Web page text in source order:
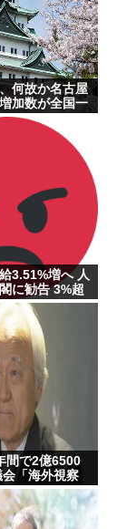
何故か名古屋
加数が全国一
3.51%増へ 人
に勧告 3%超
間で2億6500
「海外視察